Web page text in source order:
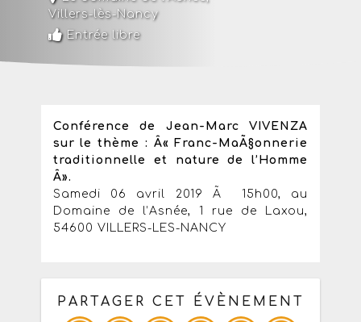
Villers-lès-Nancy
Entrée libre
Conférence de Jean-Marc VIVENZA
sur le thème : Â« Franc-MaÃ§onnerie
traditionnelle et nature de l’Homme
Â».
Samedi 06 avril 2019 Ã 15h00, au
Domaine de l’Asnée, 1 rue de Laxou,
54600 VILLERS-LES-NANCY
PARTAGER CET ÉVÈNEMENT